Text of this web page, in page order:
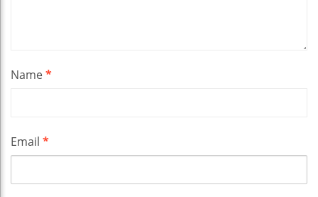
Name*
Email *